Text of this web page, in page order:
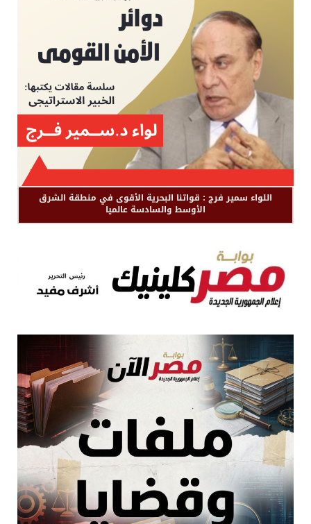
اللواء سمير فرج : قواتنا البحرية الأقوى في منطقة الشرق
الأوسط والسادسة عالميا